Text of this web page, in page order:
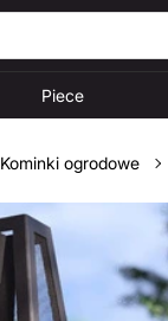
Piece
Kominki ogrodowe